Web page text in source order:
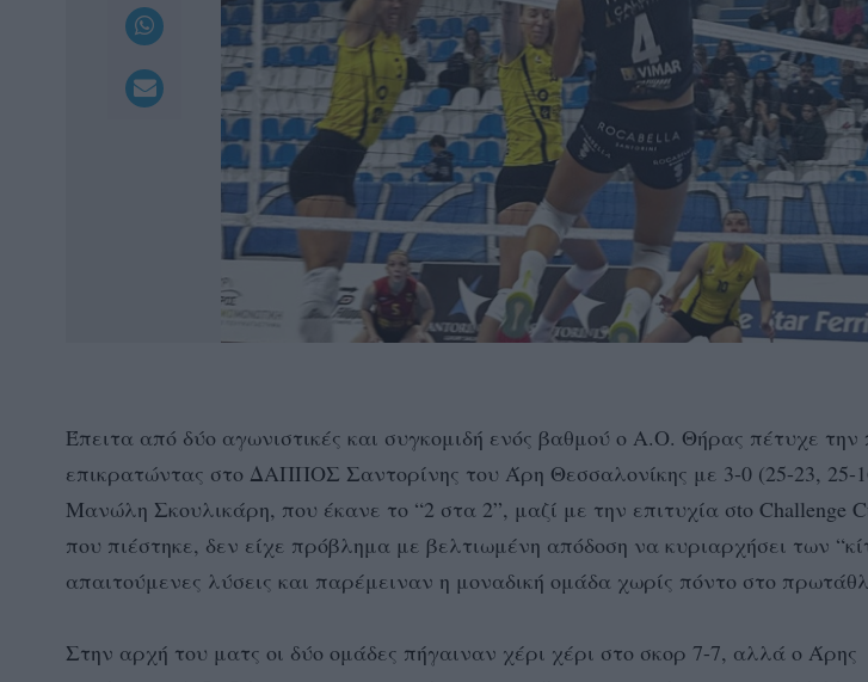
Έπειτα από δύο αγωνιστικές και συγκομιδή ενός βαθμού ο Α.Ο. Θήρας πέτυχε την
επικρατώντας στο ΔΑΠΠΟΣ Σαντορίνης του Άρη Θεσσαλονίκης με 3-0 (25-23, 25-
Μανώλη Σκουλικάρη, που έκανε το “2 στα 2”, μαζί με την επιτυχία σto Challenge
που πιέστηκε, δεν είχε πρόβλημα με βελτιωμένη απόδοση να κυριαρχήσει των
απαιτούμενες λύσεις και παρέμειναν η μοναδική ομάδα χωρίς πόντο στο
Στην αρχή του ματς οι δύο ομάδες πήγαιναν χέρι χέρι στο σκορ 7-7, αλλά ο